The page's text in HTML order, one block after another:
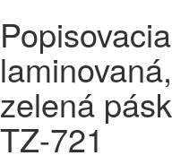
zelená
TZ-721